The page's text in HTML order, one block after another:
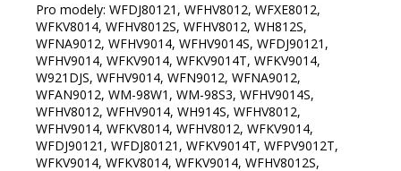
Pro modely: WFDJ80121, WFHV8012, WFXE8012,
WFKV8014, WFHV8012S, WFHV8012, WH812S,
WFNA9012, WFHV9014, WFHV9014S, WFDJ90121,
WFHV9014, WFKV9014, WFKV9014T, WFKV9014,
W921DJS, WFHV9014, WFN9012, WFNA9012,
WFAN9012, WM-98W1, WM-98S3, WFHV9014S,
WFHV8012, WFHV9014, WH914S, WFHV8012,
WFHV9014, WFKV8014, WFHV8012, WFKV9014,
WFDJ90121, WFDJ80121, WFKV9014T, WFPV9012T,
WFKV9014, WFKV8014, WFKV9014, WFHV8012S,